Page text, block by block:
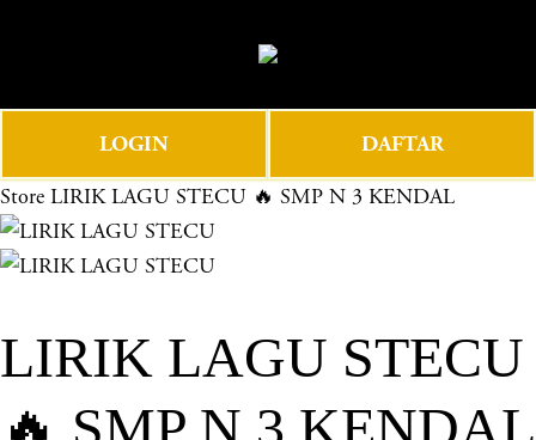
e
e
n
u
LOGIN DAFTAR
Store LIRIK LAGU STECU 🔥 SMP N 3 KENDAL
LIRIK LAGU STECU
🔥 SMP N 3 KENDAL